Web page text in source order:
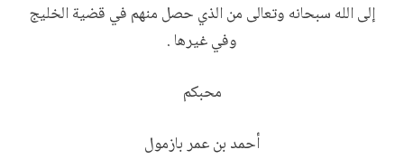
إلى الله سبحانه وتعالى من الذي حصل منهم في قضية الخليج
وفي غيرها .
محبكم
أحمد بن عمر بازمول